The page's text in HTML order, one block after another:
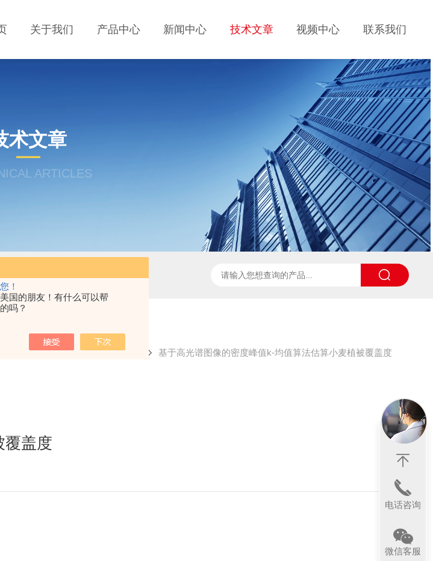
！
国的朋友！有什么可以帮
吗？
关于我们 产品中心 新闻中心 技术文章 视频中心 联系我们
术文章
ARTICLES
谱成像系统 太阳光诱导叶绿素荧光测试系统 SpecVIEW高光谱
当前位置：首页 技术文章 基于高光谱图像的密度峰值k-均值算法估算小麦植被覆盖度
覆盖度
电话咨询
微信客服